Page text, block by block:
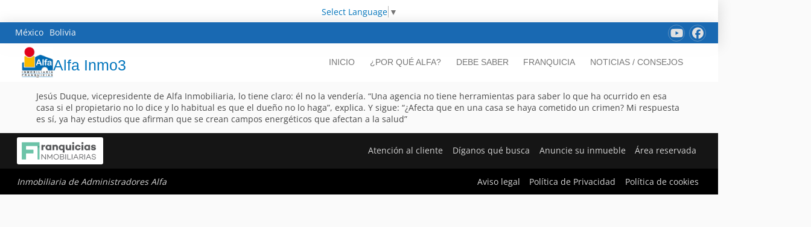
Select Language ▼
México Bolivia
Alfa Inmo3 INICIO ¿POR QUÉ ALFA? DEBE SABER FRANQUICIA NOTICIAS / CONSEJOS
Jesús Duque, vicepresidente de Alfa Inmobiliaria, lo tiene claro: él no la vendería. “Una agencia no tiene herramientas para saber lo que ha ocurrido en esa
casa si el propietario no lo dice y lo habitual es que el dueño no lo haga”, explica. Y sigue: “¿Afecta que en una casa se haya cometido un crimen? Mi respuesta
es sí, ya hay estudios que afirman que se crean campos energéticos que afectan a la salud”
Atención al cliente Díganos qué busca Anuncie su inmueble Área reservada
Inmobiliaria de Administradores Alfa Aviso legal Política de Privacidad Política de cookies